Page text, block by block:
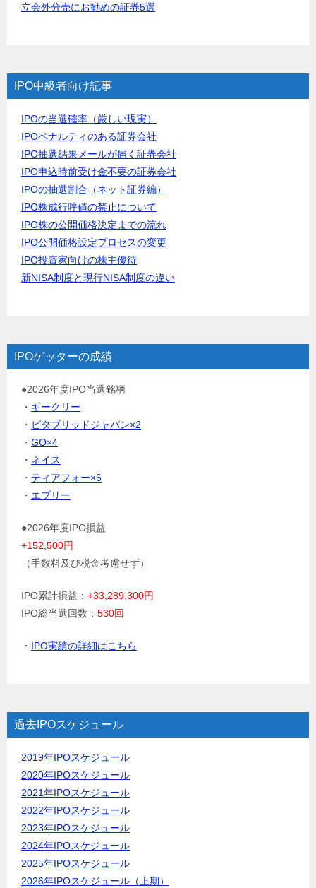
立会外分売にお勧めの証券5選
IPO中級者向け記事
IPOの当選確率（厳しい現実）
IPOペナルティのある証券会社
IPO抽選結果メールが届く証券会社
IPO申込時前受け金不要の証券会社
IPOの抽選割合（ネット証券編）
IPO株成行呼値の禁止について
IPO株の公開価格決定までの流れ
IPO公開価格設定プロセスの変更
IPO投資家向けの株主優待
新NISA制度と現行NISA制度の違い
IPOゲッターの成績
●2026年度IPO当選銘柄
・ ギークリー
・ ビタブリッドジャパン×2
・ GO×4
・ ネイス
・ ティアフォー×6
・ エブリー
●2026年度IPO損益
+152,500円
（手数料及び税金考慮せず）
IPO累計損益： +33,289,300円
IPO総当選回数： 530回
・ IPO実績の詳細はこちら
過去IPOスケジュール
2019年IPOスケジュール
2020年IPOスケジュール
2021年IPOスケジュール
2022年IPOスケジュール
2023年IPOスケジュール
2024年IPOスケジュール
2025年IPOスケジュール
2026年IPOスケジュール（上期）